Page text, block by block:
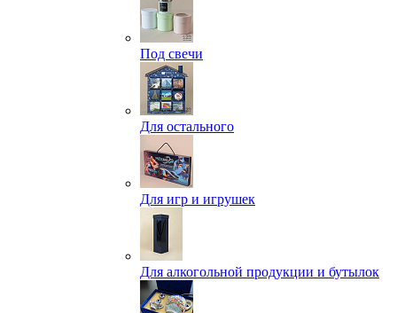
Под свечи
Для остального
Для игр и игрушек
Для алкогольной продукции и бутылок